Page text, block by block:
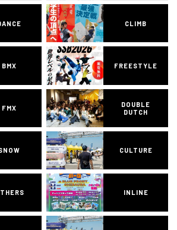
CLIMB
BMX FREESTYLE
FMX
DOUBLE
DUTCH
CULTURE
INLINE